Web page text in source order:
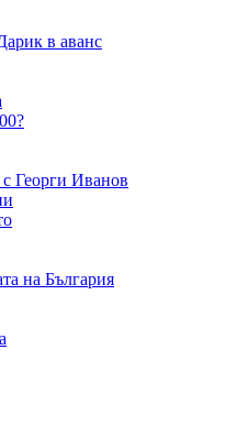
в аванс
Георги Иванов
на България